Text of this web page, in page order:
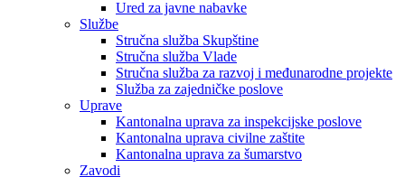
Ured za javne nabavke
Službe
Stručna služba Skupštine
Stručna služba Vlade
Stručna služba za razvoj i međunarodne projekte
Služba za zajedničke poslove
Uprave
Kantonalna uprava za inspekcijske poslove
Kantonalna uprava civilne zaštite
Kantonalna uprava za šumarstvo
Zavodi